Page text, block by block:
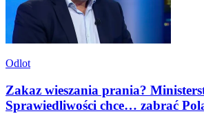
Odlot
Zakaz wieszania prania?
Sprawiedliwości chce… zabrać